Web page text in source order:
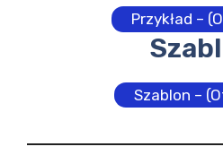
Przykład –
Szablon –